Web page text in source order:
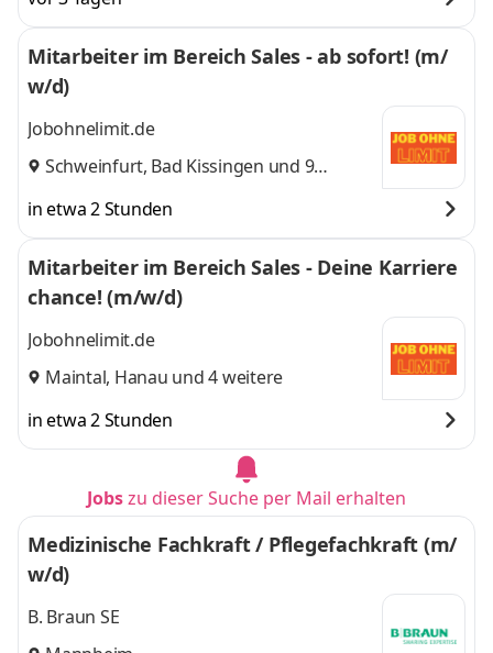
Mitarbeiter im Bereich Sales - ab sofort! (m/
w/d)
Jobohnelimit.de
Schweinfurt, Bad Kissingen und 9
in etwa 2 Stunden
Mitarbeiter im Bereich Sales - Deine Karriere
chance! (m/w/d)
Jobohnelimit.de
Maintal, Hanau und 4 weitere
in etwa 2 Stunden
Jobszu dieser Suche per Mail erhalten
Medizinische Fachkraft / Pflegefachkraft (m/
w/d)
B. Braun SE